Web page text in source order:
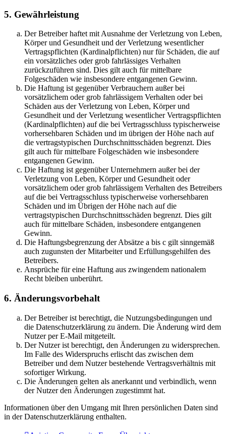
5. Gewährleistung
Der Betreiber haftet mit Ausnahme der Verletzung von Leben,
Körper und Gesundheit und der Verletzung wesentlicher
Vertragspflichten (Kardinalpflichten) nur für Schäden, die auf
ein vorsätzliches oder grob fahrlässiges Verhalten
zurückzuführen sind. Dies gilt auch für mittelbare
Folgeschäden wie insbesondere entgangenen Gewinn.
Die Haftung ist gegenüber Verbrauchern außer bei
vorsätzlichem oder grob fahrlässigem Verhalten oder bei
Schäden aus der Verletzung von Leben, Körper und
Gesundheit und der Verletzung wesentlicher Vertragspflichten
(Kardinalpflichten) auf die bei Vertragsschluss typischerweise
vorhersehbaren Schäden und im übrigen der Höhe nach auf
die vertragstypischen Durchschnittsschäden begrenzt. Dies
gilt auch für mittelbare Folgeschäden wie insbesondere
entgangenen Gewinn.
Die Haftung ist gegenüber Unternehmern außer bei der
Verletzung von Leben, Körper und Gesundheit oder
vorsätzlichem oder grob fahrlässigem Verhalten des Betreibers
auf die bei Vertragsschluss typischerweise vorhersehbaren
Schäden und im Übrigen der Höhe nach auf die
vertragstypischen Durchschnittsschäden begrenzt. Dies gilt
auch für mittelbare Schäden, insbesondere entgangenen
Gewinn.
Die Haftungsbegrenzung der Absätze a bis c gilt sinngemäß
auch zugunsten der Mitarbeiter und Erfüllungsgehilfen des
Betreibers.
Ansprüche für eine Haftung aus zwingendem nationalem
Recht bleiben unberührt.
6. Änderungsvorbehalt
Der Betreiber ist berechtigt, die Nutzungsbedingungen und
die Datenschutzerklärung zu ändern. Die Änderung wird dem
Nutzer per E-Mail mitgeteilt.
Der Nutzer ist berechtigt, den Änderungen zu widersprechen.
Im Falle des Widerspruchs erlischt das zwischen dem
Betreiber und dem Nutzer bestehende Vertragsverhältnis mit
sofortiger Wirkung.
Die Änderungen gelten als anerkannt und verbindlich, wenn
der Nutzer den Änderungen zugestimmt hat.
Informationen über den Umgang mit Ihren persönlichen Daten sind
in der Datenschutzerklärung enthalten.